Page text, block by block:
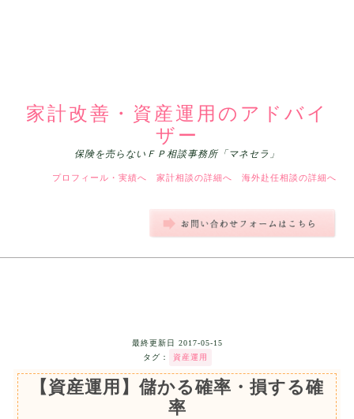
家計改善・資産運用のアドバイ
ザー
保険を売らないＦＰ相談事務所「マネセラ」
プロフィール・実績へ 家計相談の詳細へ 海外赴任相談の詳細へ
最終更新日 2017-05-15
タグ：
資産運用
【資産運用】儲かる確率・損する確
率